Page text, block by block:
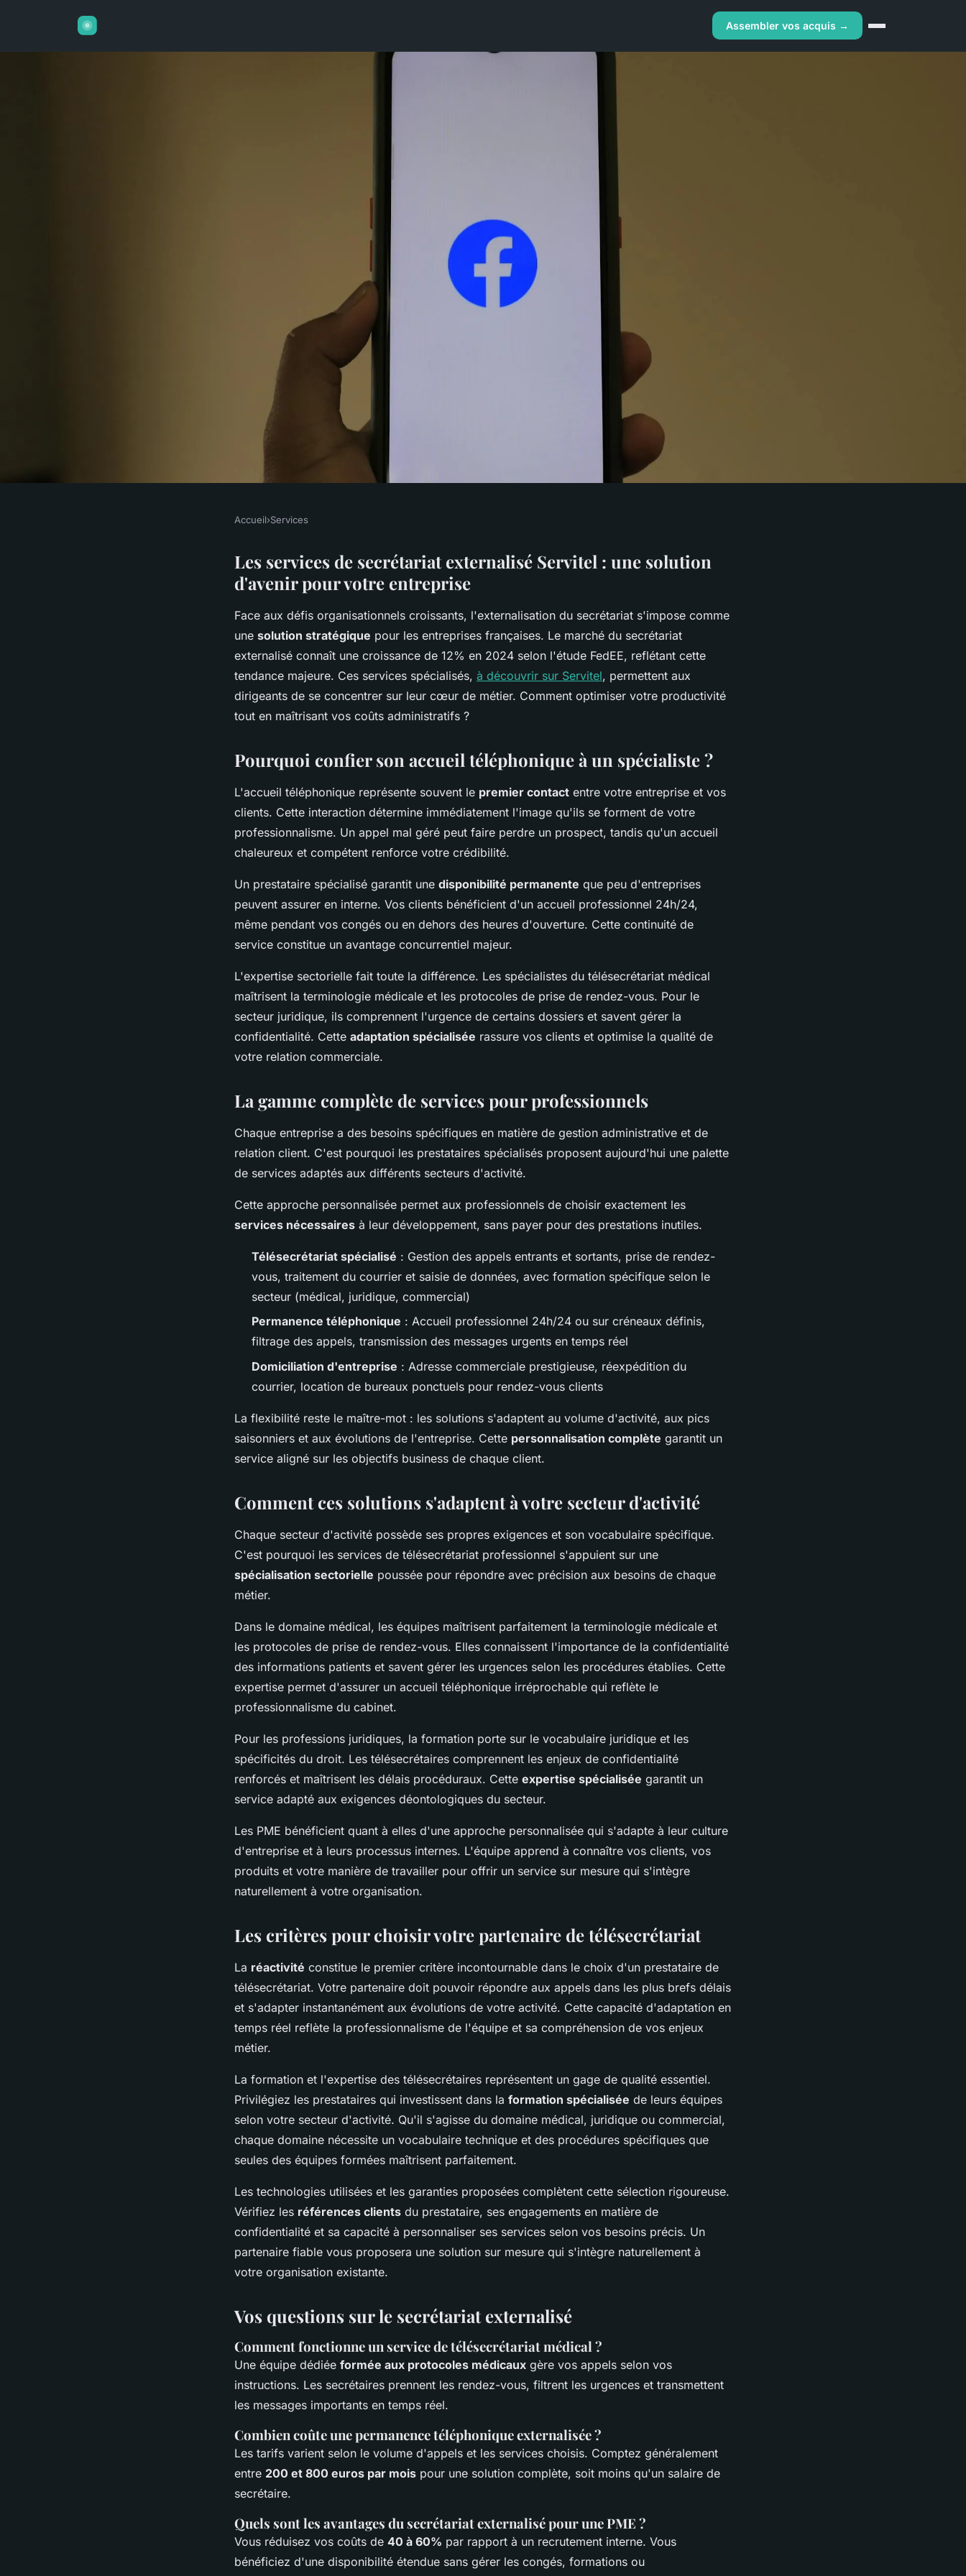
Assembler vos acquis →
Servitel : votre partenaire pour un
secrétariat sur mesure
Accueil›Services
Les services de secrétariat externalisé Servitel : une solution
d'avenir pour votre entreprise
Face aux défis organisationnels croissants, l'externalisation du secrétariat s'impose comme
une solution stratégique pour les entreprises françaises. Le marché du secrétariat
externalisé connaît une croissance de 12% en 2024 selon l'étude FedEE, reflétant cette
tendance majeure. Ces services spécialisés, à découvrir sur Servitel, permettent aux
dirigeants de se concentrer sur leur cœur de métier. Comment optimiser votre productivité
tout en maîtrisant vos coûts administratifs ?
Pourquoi confier son accueil téléphonique à un spécialiste ?
L'accueil téléphonique représente souvent le premier contact entre votre entreprise et vos
clients. Cette interaction détermine immédiatement l'image qu'ils se forment de votre
professionnalisme. Un appel mal géré peut faire perdre un prospect, tandis qu'un accueil
chaleureux et compétent renforce votre crédibilité.
Un prestataire spécialisé garantit une disponibilité permanente que peu d'entreprises
peuvent assurer en interne. Vos clients bénéficient d'un accueil professionnel 24h/24,
même pendant vos congés ou en dehors des heures d'ouverture. Cette continuité de
service constitue un avantage concurrentiel majeur.
L'expertise sectorielle fait toute la différence. Les spécialistes du télésecrétariat médical
maîtrisent la terminologie médicale et les protocoles de prise de rendez-vous. Pour le
secteur juridique, ils comprennent l'urgence de certains dossiers et savent gérer la
confidentialité. Cette adaptation spécialisée rassure vos clients et optimise la qualité de
votre relation commerciale.
La gamme complète de services pour professionnels
Chaque entreprise a des besoins spécifiques en matière de gestion administrative et de
relation client. C'est pourquoi les prestataires spécialisés proposent aujourd'hui une palette
de services adaptés aux différents secteurs d'activité.
Cette approche personnalisée permet aux professionnels de choisir exactement les
services nécessaires à leur développement, sans payer pour des prestations inutiles.
Télésecrétariat spécialisé : Gestion des appels entrants et sortants, prise de rendez-
vous, traitement du courrier et saisie de données, avec formation spécifique selon le
secteur (médical, juridique, commercial)
Permanence téléphonique : Accueil professionnel 24h/24 ou sur créneaux définis,
filtrage des appels, transmission des messages urgents en temps réel
Domiciliation d'entreprise : Adresse commerciale prestigieuse, réexpédition du
courrier, location de bureaux ponctuels pour rendez-vous clients
La flexibilité reste le maître-mot : les solutions s'adaptent au volume d'activité, aux pics
saisonniers et aux évolutions de l'entreprise. Cette personnalisation complète garantit un
service aligné sur les objectifs business de chaque client.
Comment ces solutions s'adaptent à votre secteur d'activité
Chaque secteur d'activité possède ses propres exigences et son vocabulaire spécifique.
C'est pourquoi les services de télésecrétariat professionnel s'appuient sur une
spécialisation sectorielle poussée pour répondre avec précision aux besoins de chaque
métier.
Dans le domaine médical, les équipes maîtrisent parfaitement la terminologie médicale et
les protocoles de prise de rendez-vous. Elles connaissent l'importance de la confidentialité
des informations patients et savent gérer les urgences selon les procédures établies. Cette
expertise permet d'assurer un accueil téléphonique irréprochable qui reflète le
professionnalisme du cabinet.
Pour les professions juridiques, la formation porte sur le vocabulaire juridique et les
spécificités du droit. Les télésecrétaires comprennent les enjeux de confidentialité
renforcés et maîtrisent les délais procéduraux. Cette expertise spécialisée garantit un
service adapté aux exigences déontologiques du secteur.
Les PME bénéficient quant à elles d'une approche personnalisée qui s'adapte à leur culture
d'entreprise et à leurs processus internes. L'équipe apprend à connaître vos clients, vos
produits et votre manière de travailler pour offrir un service sur mesure qui s'intègre
naturellement à votre organisation.
Les critères pour choisir votre partenaire de télésecrétariat
La réactivité constitue le premier critère incontournable dans le choix d'un prestataire de
télésecrétariat. Votre partenaire doit pouvoir répondre aux appels dans les plus brefs délais
et s'adapter instantanément aux évolutions de votre activité. Cette capacité d'adaptation en
temps réel reflète la professionnalisme de l'équipe et sa compréhension de vos enjeux
métier.
La formation et l'expertise des télésecrétaires représentent un gage de qualité essentiel.
Privilégiez les prestataires qui investissent dans la formation spécialisée de leurs équipes
selon votre secteur d'activité. Qu'il s'agisse du domaine médical, juridique ou commercial,
chaque domaine nécessite un vocabulaire technique et des procédures spécifiques que
seules des équipes formées maîtrisent parfaitement.
Les technologies utilisées et les garanties proposées complètent cette sélection rigoureuse.
Vérifiez les références clients du prestataire, ses engagements en matière de
confidentialité et sa capacité à personnaliser ses services selon vos besoins précis. Un
partenaire fiable vous proposera une solution sur mesure qui s'intègre naturellement à
votre organisation existante.
Vos questions sur le secrétariat externalisé
Comment fonctionne un service de télésecrétariat médical ?
Une équipe dédiée formée aux protocoles médicaux gère vos appels selon vos
instructions. Les secrétaires prennent les rendez-vous, filtrent les urgences et transmettent
les messages importants en temps réel.
Combien coûte une permanence téléphonique externalisée ?
Les tarifs varient selon le volume d'appels et les services choisis. Comptez généralement
entre 200 et 800 euros par mois pour une solution complète, soit moins qu'un salaire de
secrétaire.
Quels sont les avantages du secrétariat externalisé pour une PME ?
Vous réduisez vos coûts de 40 à 60% par rapport à un recrutement interne. Vous
bénéficiez d'une disponibilité étendue sans gérer les congés, formations ou